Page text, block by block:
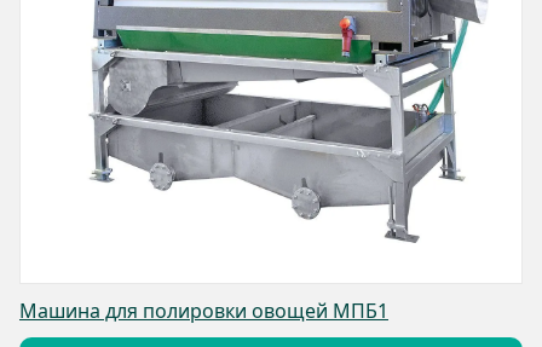
Машина для полировки овощей МПБ1